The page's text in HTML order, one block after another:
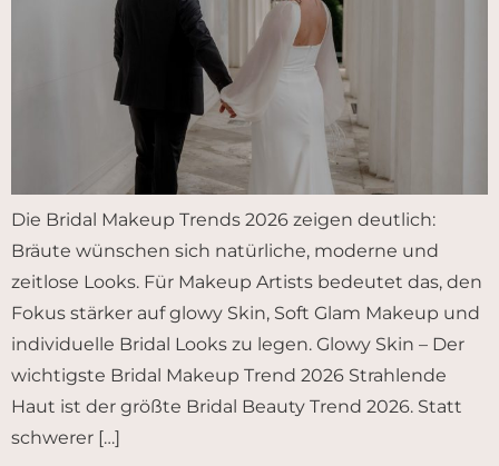
Die Bridal Makeup Trends 2026 zeigen deutlich:
Bräute wünschen sich natürliche, moderne und
zeitlose Looks. Für Makeup Artists bedeutet das, den
Fokus stärker auf glowy Skin, Soft Glam Makeup und
individuelle Bridal Looks zu legen. Glowy Skin – Der
wichtigste Bridal Makeup Trend 2026 Strahlende
Haut ist der größte Bridal Beauty Trend 2026. Statt
schwerer […]